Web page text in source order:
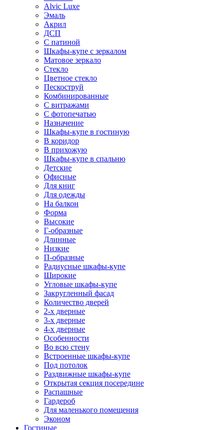
Alvic Luxe
Эмаль
Акрил
ДСП
С патиной
Шкафы-купе с зеркалом
Матовое зеркало
Стекло
Цветное стекло
Пескоструй
Комбинированные
С витражами
С фотопечатью
Назначение
Шкафы-купе в гостиную
В коридор
В прихожую
Шкафы-купе в спальню
Детские
Офисные
Для книг
Для одежды
На балкон
Форма
Высокие
Г-образные
Длинные
Низкие
П-образные
Радиусные шкафы-купе
Широкие
Угловые шкафы-купе
Закругленный фасад
Количество дверей
2-х дверные
3-х дверные
4-х дверные
Особенности
Во всю стену
Встроенные шкафы-купе
Под потолок
Раздвижные шкафы-купе
Открытая секция посередине
Распашные
Гардероб
Для маленького помещения
Эконом
Гостиные